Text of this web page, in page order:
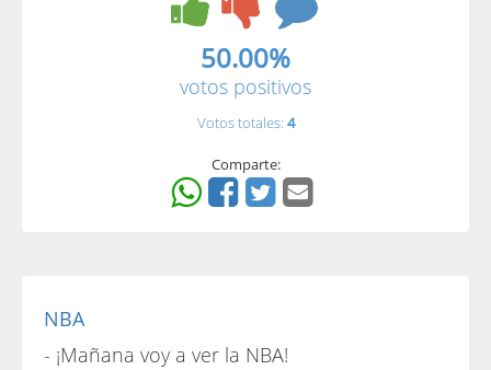
50.00%
votos positivos
Votos totales: 4
Comparte:
NBA
- ¡Mañana voy a ver la NBA!